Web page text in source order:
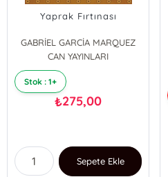
Yaprak Fırtınası
GABRİEL GARCİA MARQUEZ
CAN YAYINLARI
Stok : 1+
₺275,00
Sepete Ekle